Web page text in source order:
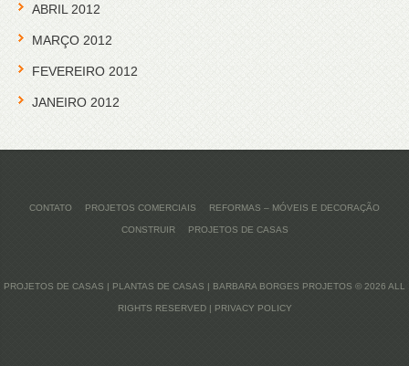
ABRIL 2012
MARÇO 2012
FEVEREIRO 2012
JANEIRO 2012
CONTATO PROJETOS COMERCIAIS REFORMAS – MÓVEIS E DECORAÇÃO
CONSTRUIR PROJETOS DE CASAS
PROJETOS DE CASAS | PLANTAS DE CASAS | BARBARA BORGES PROJETOS © 2026 ALL
RIGHTS RESERVED | PRIVACY POLICY